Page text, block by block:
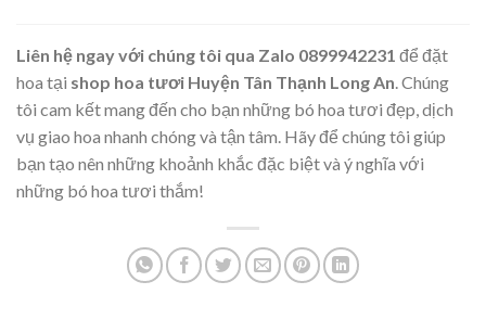
Liên hệ ngay với chúng tôi qua Zalo 0899942231 để đặt
hoa tại shop hoa tươi Huyện Tân Thạnh Long An . Chúng
tôi cam kết mang đến cho bạn những bó hoa tươi đẹp, dịch
vụ giao hoa nhanh chóng và tận tâm. Hãy để chúng tôi giúp
bạn tạo nên những khoảnh khắc đặc biệt và ý nghĩa với
những bó hoa tươi thắm!